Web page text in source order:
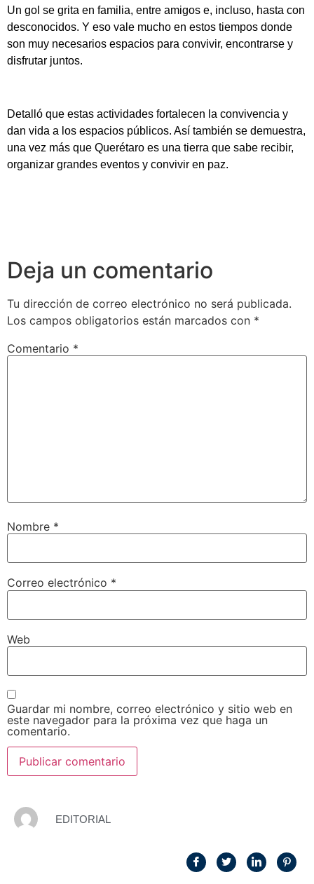
Un gol se grita en familia, entre amigos e, incluso, hasta con
desconocidos. Y eso vale mucho en estos tiempos donde
son muy necesarios espacios para convivir, encontrarse y
disfrutar juntos.
Detalló que estas actividades fortalecen la convivencia y
dan vida a los espacios públicos. Así también se demuestra,
una vez más que Querétaro es una tierra que sabe recibir,
organizar grandes eventos y convivir en paz.
Deja un comentario
Tu dirección de correo electrónico no será publicada.
Los campos obligatorios están marcados con *
Comentario *
Nombre *
Correo electrónico *
Web
Guardar mi nombre, correo electrónico y sitio web en
este navegador para la próxima vez que haga un
comentario.
EDITORIAL